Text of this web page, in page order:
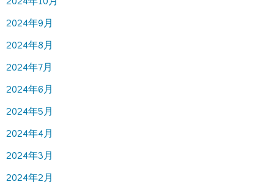
2024年9月
2024年8月
2024年7月
2024年6月
2024年5月
2024年4月
2024年3月
2024年2月